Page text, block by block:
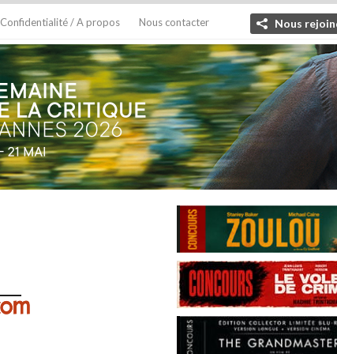
Confidentialité / A propos Nous contacter Nous